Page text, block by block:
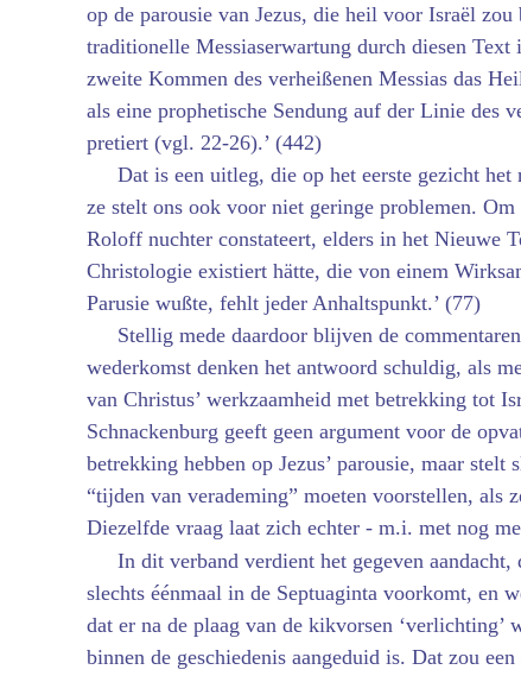
op de parousie van Jezus, die heil voor Israël
traditionelle Messiaserwartung durch diesen Text
zweite Kommen des verheißenen Messias das
als eine prophetische Sendung auf der Linie des
pretiert (vgl. 22-26).’ (442)
Dat is een uitleg, die op het eerste gezicht
ze stelt ons ook voor niet geringe problemen.
Roloff nuchter constateert, elders in het Nieuwe
Christologie existiert hätte, die von einem
Parusie wußte, fehlt jeder Anhaltspunkt.’ (77)
Stellig mede daardoor blijven de
wederkomst denken het antwoord schuldig, als
van Christus’ werkzaamheid met betrekking tot
Schnackenburg geeft geen argument voor de
betrekking hebben op Jezus’ parousie, maar
“tijden van verademing” moeten voorstellen, als
Diezelfde vraag laat zich echter - m.i. met nog
In dit verband verdient het gegeven aandacht,
slechts éénmaal in de Septuaginta voorkomt, en
dat er na de plaag van de kikvorsen ‘verlichting’
binnen de geschiedenis aangeduid is. Dat zou